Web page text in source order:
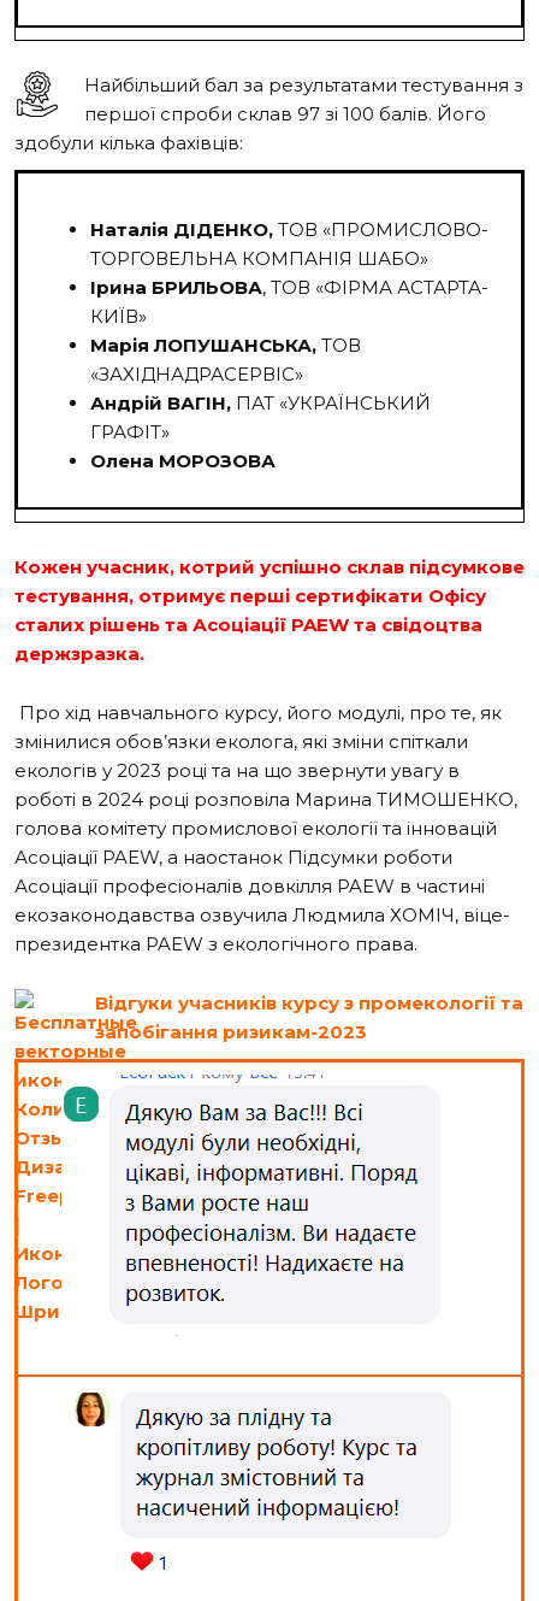
Найбільший бал за результатами тестування з
першої спроби склав 97 зі 100 балів. Його
здобули кілька фахівців:
Наталія ДІДЕНКО, ТОВ «ПРОМИСЛОВО-
ТОРГОВЕЛЬНА КОМПАНІЯ ШАБО»
Ірина БРИЛЬОВА, ТОВ «ФІРМА АСТАРТА-
КИЇВ»
Марія ЛОПУШАНСЬКА, ТОВ
«ЗАХІДНАДРАСЕРВІС»
Андрій ВАГІН, ПАТ «УКРАЇНСЬКИЙ
ГРАФІТ»
Олена МОРОЗОВА
Кожен учасник, котрий успішно склав підсумкове
тестування, отримує перші сертифікати Офісу
сталих рішень та Асоціації PAEW та свідоцтва
держзразка.
Про хід навчального курсу, його модулі, про те, як
змінилися обов’язки еколога, які зміни спіткали
екологів у 2023 році та на що звернути увагу в
роботі в 2024 році розповіла Марина ТИМОШЕНКО,
голова комітету промислової екології та інновацій
Асоціації PAEW, а наостанок Підсумки роботи
Асоціації професіоналів довкілля PAEW в частині
екозаконодавства озвучила Людмила ХОМІЧ, віце-
президентка PAEW з екологічного права.
Відгуки учасників курсу з промекології та
запобігання ризикам-2023